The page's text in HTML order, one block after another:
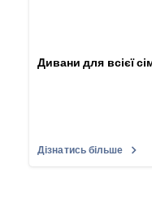
Дивани для всієї
Дізнатись більше